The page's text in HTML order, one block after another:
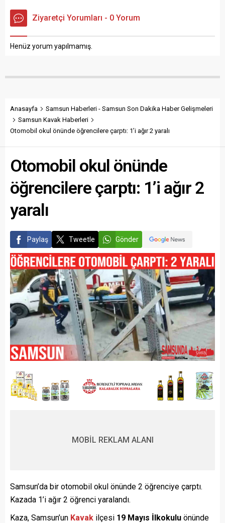
Cumali Genç, direksiyonda
uyuya kalarak hâkimiyetini
orta refüjde bulunan...
temizlemek üzere elektrikli
Ziyaretçi Yorumları - 0 Yorum
Henüz yorum yapılmamış.
Anasayfa
Samsun Haberleri - Samsun Son Dakika Haber Gelişmeleri
Samsun Kavak Haberleri
Otomobil okul önünde öğrencilere çarptı: 1’i ağır 2 yaralı
Otomobil okul önünde
öğrencilere çarptı: 1’i ağır 2
yaralı
Paylaş Tweetle Gönder
MOBİL REKLAM ALANI
Samsun’da bir otomobil okul önünde 2 öğrenciye çarptı.
Kazada 1’i ağır 2 öğrenci yaralandı.
Kaza, Samsun’un Kavak ilçesi 19 Mayıs İlkokulu önünde